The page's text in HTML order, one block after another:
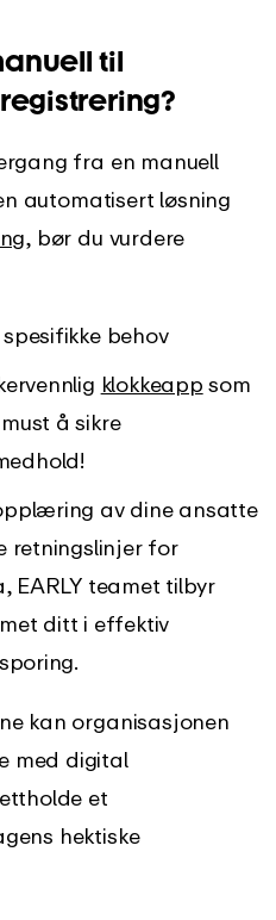
til
fra en manuell
automatisert løsning
, bør du vurdere
behov
klokkeapp som
å sikre
av dine ansatte
retningslinjer for
EARLY teamet tilbyr
ditt i effektiv
kan organisasjonen
med digital
et
hektiske